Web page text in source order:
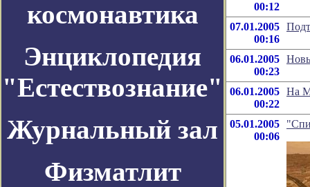
космонавтика
Энциклопедия
"Естествознание"
Журнальный зал
Физматлит
00:12
07.01.2005
00:16
06.01.2005
00:23
06.01.2005
00:22
На
05.01.2005
00:06